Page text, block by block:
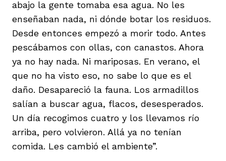
abajo la gente tomaba esa agua. No les
enseñaban nada, ni dónde botar los residuos.
Desde entonces empezó a morir todo. Antes
pescábamos con ollas, con canastos. Ahora
ya no hay nada. Ni mariposas. En verano, el
que no ha visto eso, no sabe lo que es el
daño. Desapareció la fauna. Los armadillos
salían a buscar agua, flacos, desesperados.
Un día recogimos cuatro y los llevamos río
arriba, pero volvieron. Allá ya no tenían
comida. Les cambió el ambiente”.